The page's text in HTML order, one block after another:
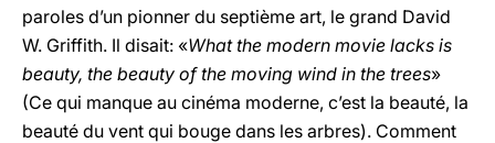
paroles d’un pionner du septième art, le grand David
W. Griffith. Il disait: «What the modern movie lacks is
beauty, the beauty of the moving wind in the trees»
(Ce qui manque au cinéma moderne, c’est la beauté, la
beauté du vent qui bouge dans les arbres). Comment